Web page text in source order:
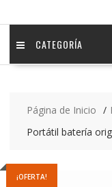
CATEGORÍA
Página de Inicio
Portátil batería
¡OFERTA!